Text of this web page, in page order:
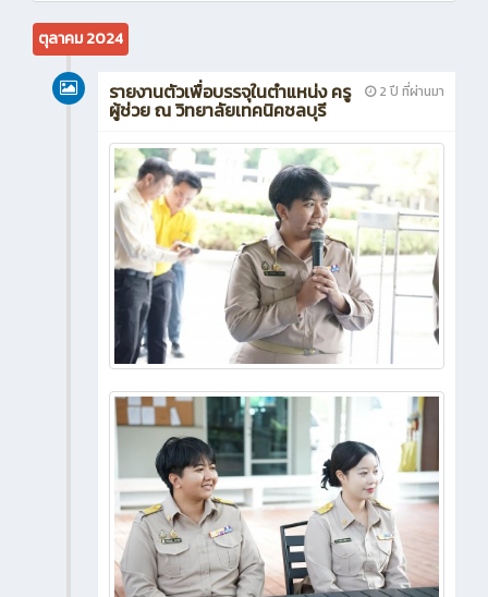
ตุลาคม 2024
2 ปี ที่ผ่านมา
รายงานตัวเพื่อบรรจุในตำแหน่ง ครู
ผู้ช่วย ณ วิทยาลัยเทคนิคชลบุรี